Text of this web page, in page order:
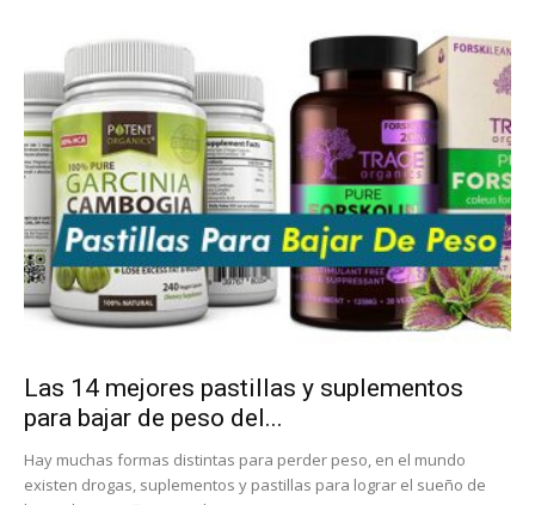
Las 14 mejores pastillas y suplementos
para bajar de peso del...
Hay muchas formas distintas para perder peso, en el mundo
existen drogas, suplementos y pastillas para lograr el sueño de